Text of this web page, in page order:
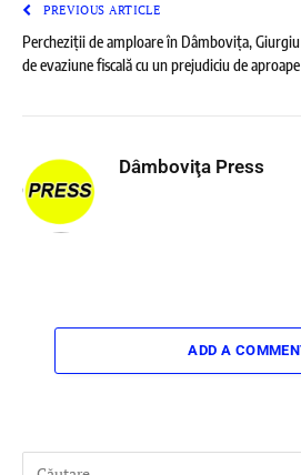
PREVIOUS ARTICLE
Percheziții de amploare în Dâmbovița,
de evaziune fiscală cu un prejudiciu de
Dâmboviţa Press
ADD A